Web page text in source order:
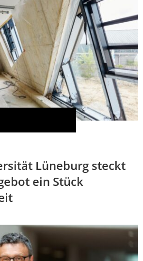
Lüneburg steckt
ein Stück